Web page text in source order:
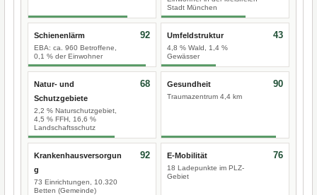
Stadt München
Schienenlärm
EBA: ca. 960 Betroffene,
0,1 % der Einwohner
92 Umfeldstruktur
4,8 % Wald, 1,4 %
Gewässer
43
Natur- und
Schutzgebiete
2,2 % Naturschutzgebiet,
4,5 % FFH, 16,6 %
Landschaftsschutz
68 Gesundheit
Traumazentrum 4,4 km
90
Krankenhausversorgun
g
73 Einrichtungen, 10.320
Betten (Gemeinde)
92 E-Mobilität
18 Ladepunkte im PLZ-
Gebiet
76